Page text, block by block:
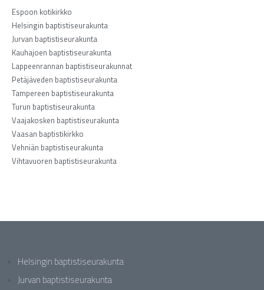
Espoon kotikirkko
Helsingin baptistiseurakunta
Jurvan baptistiseurakunta
Kauhajoen baptistiseurakunta
Lappeenrannan baptistiseurakunnat
Petäjäveden baptistiseurakunta
Tampereen baptistiseurakunta
Turun baptistiseurakunta
Vaajakosken baptistiseurakunta
Vaasan baptistikirkko
Vehniän baptistiseurakunta
Vihtavuoren baptistiseurakunta
Helsingin baptistiseurakunta
Jurvan baptistiseurakunta